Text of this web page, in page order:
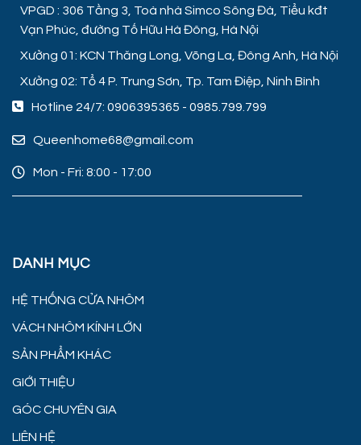
VPGD : 306 Tầng 3, Toà nhà Simco Sông Đà, Tiểu kđt
Vạn Phúc, đường Tố Hữu Hà Đông, Hà Nội
Xưởng 01: KCN Thăng Long, Võng La, Đông Anh, Hà Nội
Xưởng 02: Tổ 4 P. Trung Sơn, Tp. Tam Điệp, Ninh Bình
Hotline 24/7: 0906395365 - 0985.799.799
Queenhome68@gmail.com
Mon - Fri: 8:00 - 17:00
DANH MỤC
HỆ THỐNG CỬA NHÔM
VÁCH NHÔM KÍNH LỚN
SẢN PHẨM KHÁC
GIỚI THIỆU
GÓC CHUYÊN GIA
LIÊN HỆ